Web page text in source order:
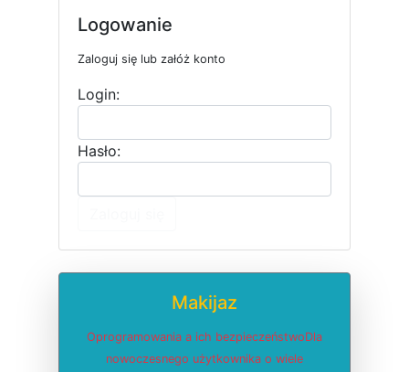
Logowanie
Zaloguj się lub załóż konto
Login:
Hasło:
Makijaz
Oprogramowania a ich bezpieczeństwoDla
nowoczesnego użytkownika o wiele